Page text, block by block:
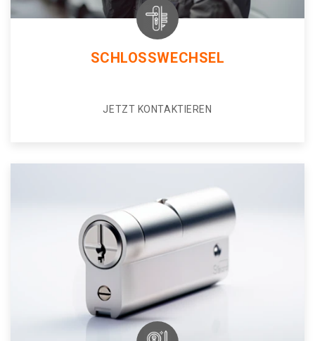
SCHLOSSWECHSEL
JETZT KONTAKTIEREN